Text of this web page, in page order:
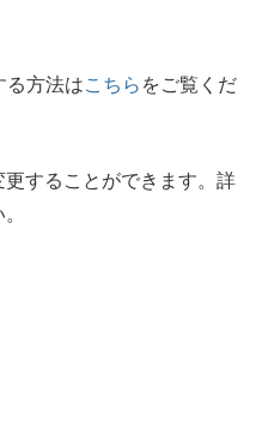
る方法はこちら をご覧くだ
することができます。詳